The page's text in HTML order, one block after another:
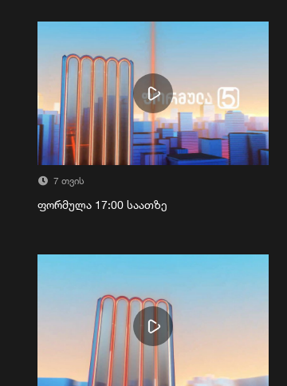
7 თვის
ფორმულა 17:00 საათზე